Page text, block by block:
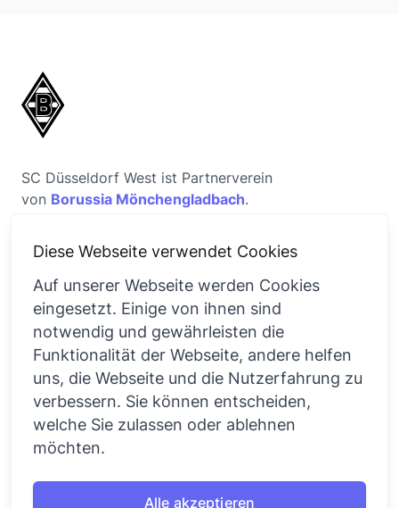
SC Düsseldorf West ist Partnerverein
von Borussia Mönchengladbach.
Über uns
Der Verein
Sportsbar West
Sportarten und
Aktivitäten
News und Presse
Rechtliches
Impressum
Datenschutz
Cookie Einstellungen
Diese Webseite verwendet Cookies
Auf unserer Webseite werden Cookies
eingesetzt. Einige von ihnen sind
notwendig und gewährleisten die
Funktionalität der Webseite, andere helfen
uns, die Webseite und die Nutzerfahrung zu
verbessern. Sie können entscheiden,
welche Sie zulassen oder ablehnen
möchten.
Alle akzeptieren